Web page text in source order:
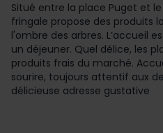
Situé entre la place Puget et
fringale propose des produits
l'ombre des arbres. L’accueil
un déjeuner. Quel délice, les
produits frais du marché.
sourire, toujours attentif aux
délicieuse adresse gustative